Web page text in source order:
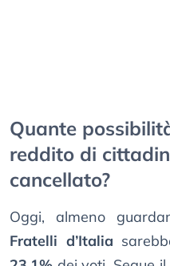
Quante
reddito di
cancellato?
Oggi, almeno
Fratelli d’Italia